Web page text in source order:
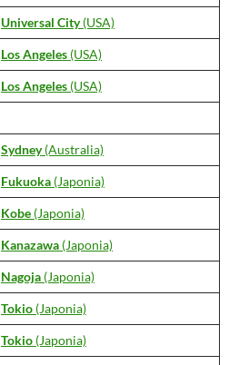
Universal City(USA)
Los Angeles (USA)
Los Angeles (USA)
Sydney(Australia)
Fukuoka (Japonia)
Kobe (Japonia)
Kanazawa (Japonia)
Nagoja (Japonia)
Tokio (Japonia)
Tokio (Japonia)